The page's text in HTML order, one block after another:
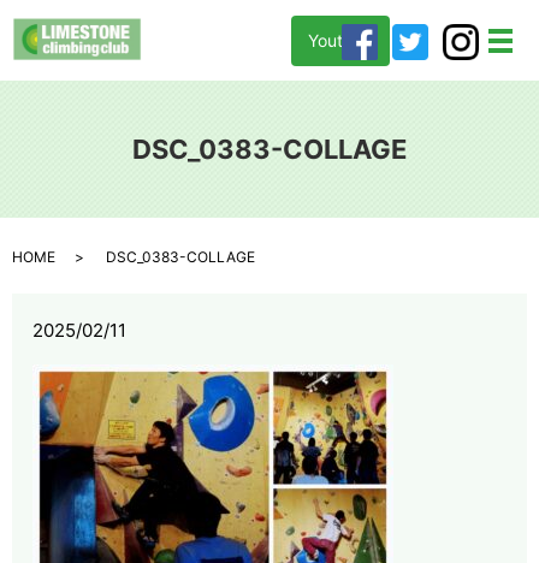
メ
Youtube
DSC_0383-COLLAGE
HOME DSC_0383-COLLAGE
2025/02/11